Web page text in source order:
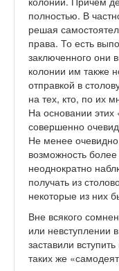
полностью. В
решая
права. То есть
заключенного они
колонии им также
отправкой в
на тех, кто, по их
На основании
совершенно
Не менее
возможность
неоднократно
получать из
некоторые из них
Вне всякого
или невступлении
заставили
таких же